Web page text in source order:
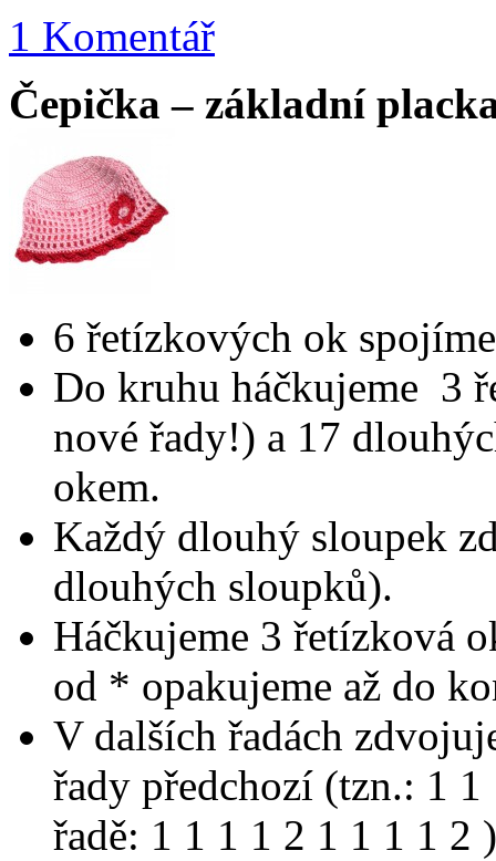
1 Komentář
Čepička – základní
6 řetízkových ok
Do kruhu háčkujeme 3
nové řady!) a 17
okem.
Každý dlouhý sloupek
dlouhých sloupků).
Háčkujeme 3 řetízková
od * opakujeme až do
V dalších řadách
řady předchozí (tzn.: 1
řadě: 1 1 1 1 2 1 1 1 1 2